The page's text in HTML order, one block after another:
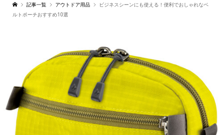
記事一覧 アウトドア用品
ビジネスシーンにも使える！便利でおしゃれなベ
ルトポーチおすすめ10選